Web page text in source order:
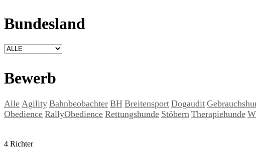
Bundesland
Bewerb
Alle Agility Bahnbeobachter BH Breitensport Dogaudit
Obedience RallyObedience Rettungshunde Stöbern Therapiehunde
4 Richter